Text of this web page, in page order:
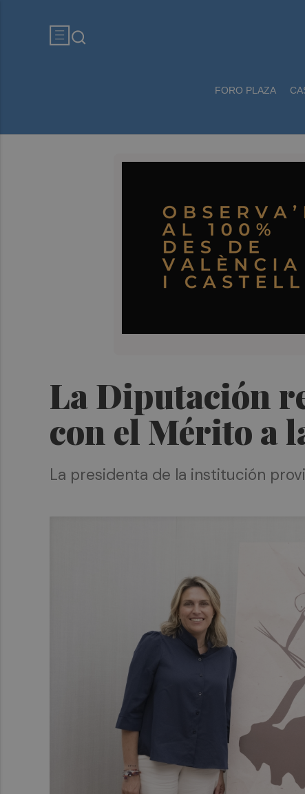
FORO PLAZA
La Diputación
con el Mérito a
La presidenta de la institución